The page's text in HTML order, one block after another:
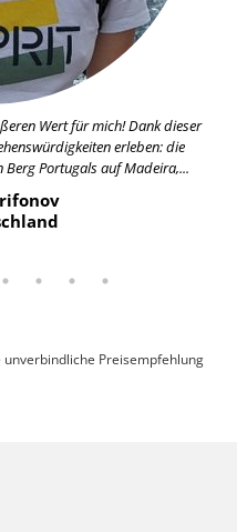
Wert für mich! Dank dieser
erleben: die
Berg Portugals auf Madeira,...
Preisempfehlung